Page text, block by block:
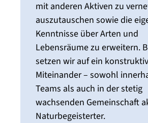
mit anderen Aktiven zu
auszutauschen sowie die
Kenntnisse über Arten und
Lebensräume zu erweitern.
setzen wir auf ein
Miteinander – sowohl
Teams als auch in der stetig
wachsenden Gemeinschaft
Naturbegeisterter.